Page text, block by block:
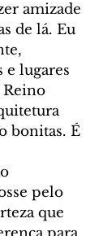
amizade
de lá. Eu
e lugares
bonitas. É
pelo
que